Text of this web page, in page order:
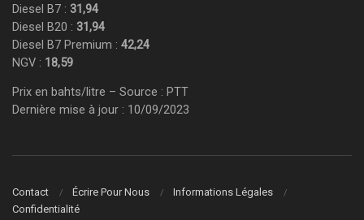
Diesel B7 : 31,94
Diesel B20 : 31,94
Diesel B7 Premium : 42,24
NGV : 18,59
Prix en bahts/litre – Source : PTT
Dernière mise à jour : 10/09/2023
Contact Écrire Pour Nous
Informations Légales
Confidentialité